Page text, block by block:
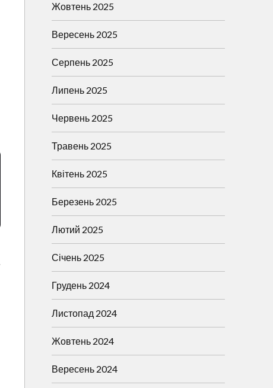
Жовтень 2025
Вересень 2025
Серпень 2025
Липень 2025
Червень 2025
Травень 2025
Квітень 2025
Березень 2025
Лютий 2025
Січень 2025
Грудень 2024
Листопад 2024
Жовтень 2024
Вересень 2024